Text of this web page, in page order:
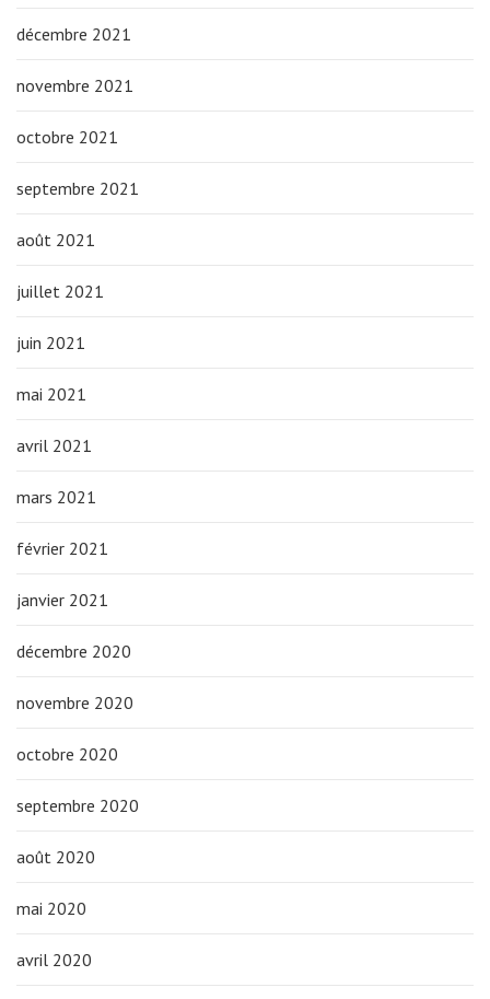
décembre 2021
novembre 2021
octobre 2021
septembre 2021
août 2021
juillet 2021
juin 2021
mai 2021
avril 2021
mars 2021
février 2021
janvier 2021
décembre 2020
novembre 2020
octobre 2020
septembre 2020
août 2020
mai 2020
avril 2020